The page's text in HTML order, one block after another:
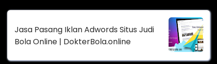
Jasa Pasang Iklan Adwords Situs Judi
Bola Online | DokterBola.online